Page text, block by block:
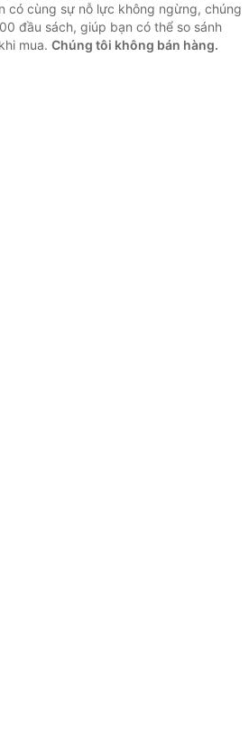
có cùng sự nỗ lực không ngừng, chúng
đầu sách, giúp bạn có thể so sánh
mua. Chúng tôi không bán hàng.